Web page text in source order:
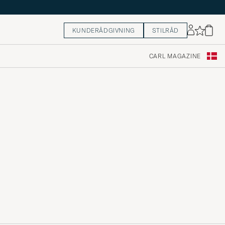
KUNDERÅDGIVNING STILRÅD
CARL MAGAZINE